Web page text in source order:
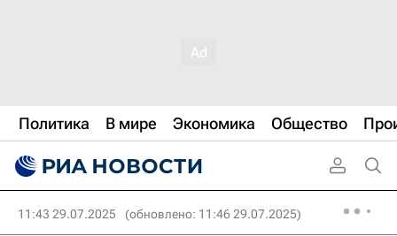
Политика В мире Экономика Общество
11:43 29.07.2025 (обновлено: 11:46 29.07.2025)